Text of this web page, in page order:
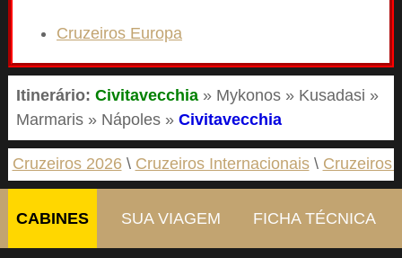
Cruzeiros Europa
Itinerário: Civitavecchia » Mykonos » Kusadasi »
Marmaris » Nápoles » Civitavecchia
Cruzeiros 2026 Cruzeiros Internacionais Cruzeiros
CABINES SUA VIAGEM FICHA TÉCNICA